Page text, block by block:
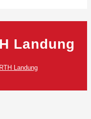
Landung
Landung